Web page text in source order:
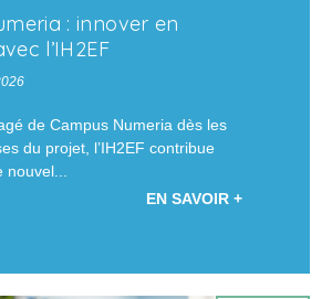
: innover en
l’IH2EF
de Campus Numeria dès les
du projet, l’IH2EF contribue
EN SAVOIR +